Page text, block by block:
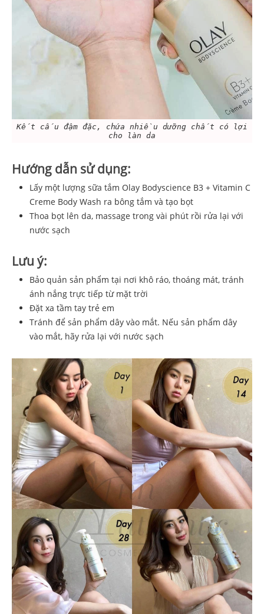
Kết cấu đậm đặc, chứa nhiều dưỡng chất có lợi
cho làn da
Hướng dẫn sử dụng:
Lấy một lượng sữa tắm Olay Bodyscience B3 + Vitamin C
Creme Body Wash ra bông tắm và tạo bọt
Thoa bọt lên da, massage trong vài phút rồi rửa lại với
nước sạch
Lưu ý:
Bảo quản sản phẩm tại nơi khô ráo, thoáng mát, tránh
ánh nắng trực tiếp từ mặt trời
Đặt xa tầm tay trẻ em
Tránh để sản phẩm dây vào mắt. Nếu sản phẩm dây
vào mắt, hãy rửa lại với nước sạch